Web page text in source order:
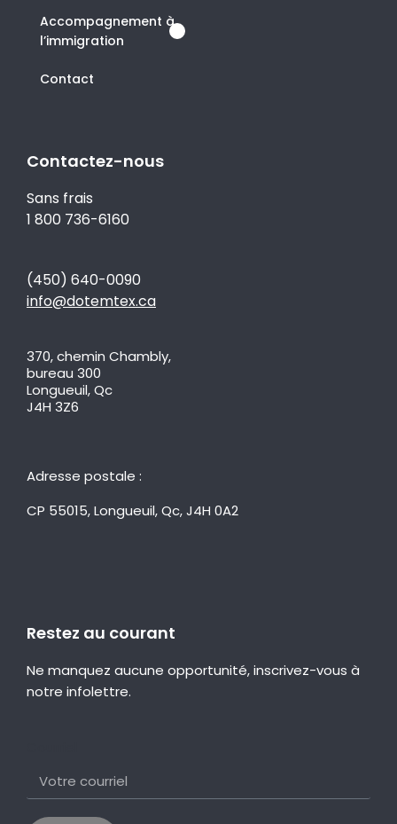
Restez au courant
Ne manquez aucune opportunité, inscrivez-vous à
notre infolettre.
Contactez-nous
Sans frais
1 800 736-6160
(450) 640-0090
info@dotemtex.ca
370, chemin Chambly,
bureau 300
Longueuil, Qc
J4H 3Z6
Adresse postale :
CP 55015, Longueuil, Qc, J4H 0A2
Accompagnement à
l’immigration
Contact